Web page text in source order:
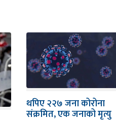
थपिए २२७ जना कोरोना
संक्रमित, एक जनाको मृत्यु